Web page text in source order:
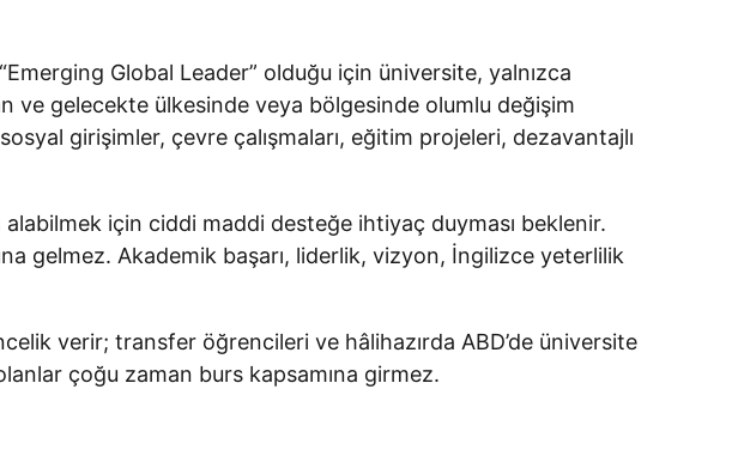
Global Leader” olduğu için üniversite, yalnızca
ve gelecekte ülkesinde veya bölgesinde olumlu değişim
girişimler, çevre çalışmaları, eğitim projeleri, dezavantajlı
için ciddi maddi desteğe ihtiyaç duyması beklenir.
gelmez. Akademik başarı, liderlik, vizyon, İngilizce yeterlilik
verir; transfer öğrencileri ve hâlihazırda ABD’de üniversite
çoğu zaman burs kapsamına girmez.